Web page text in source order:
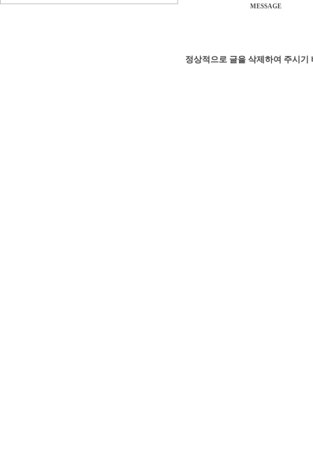
MESSAGE
정상적으로 글을 삭제하여 주시기